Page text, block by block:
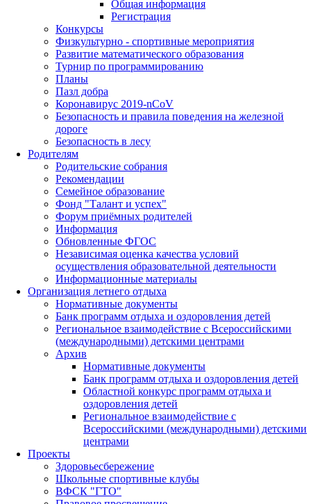
Общая информация
Регистрация
Конкурсы
Физкультурно - спортивные мероприятия
Развитие математического образования
Турнир по программированию
Планы
Пазл добра
Коронавирус 2019-nCoV
Безопасность и правила поведения на железной
дороге
Безопасность в лесу
Родителям
Родительские собрания
Рекомендации
Семейное образование
Фонд "Талант и успех"
Форум приёмных родителей
Информация
Обновленные ФГОС
Независимая оценка качества условий
осуществления образовательной деятельности
Информационные материалы
Организация летнего отдыха
Нормативные документы
Банк программ отдыха и оздоровления детей
Региональное взаимодействие с Всероссийскими
(международными) детскими центрами
Архив
Нормативные документы
Банк программ отдыха и оздоровления детей
Областной конкурс программ отдыха и
оздоровления детей
Региональное взаимодействие с
Всероссийскими (международными) детскими
центрами
Проекты
Здоровьесбережение
Школьные спортивные клубы
ВФСК "ГТО"